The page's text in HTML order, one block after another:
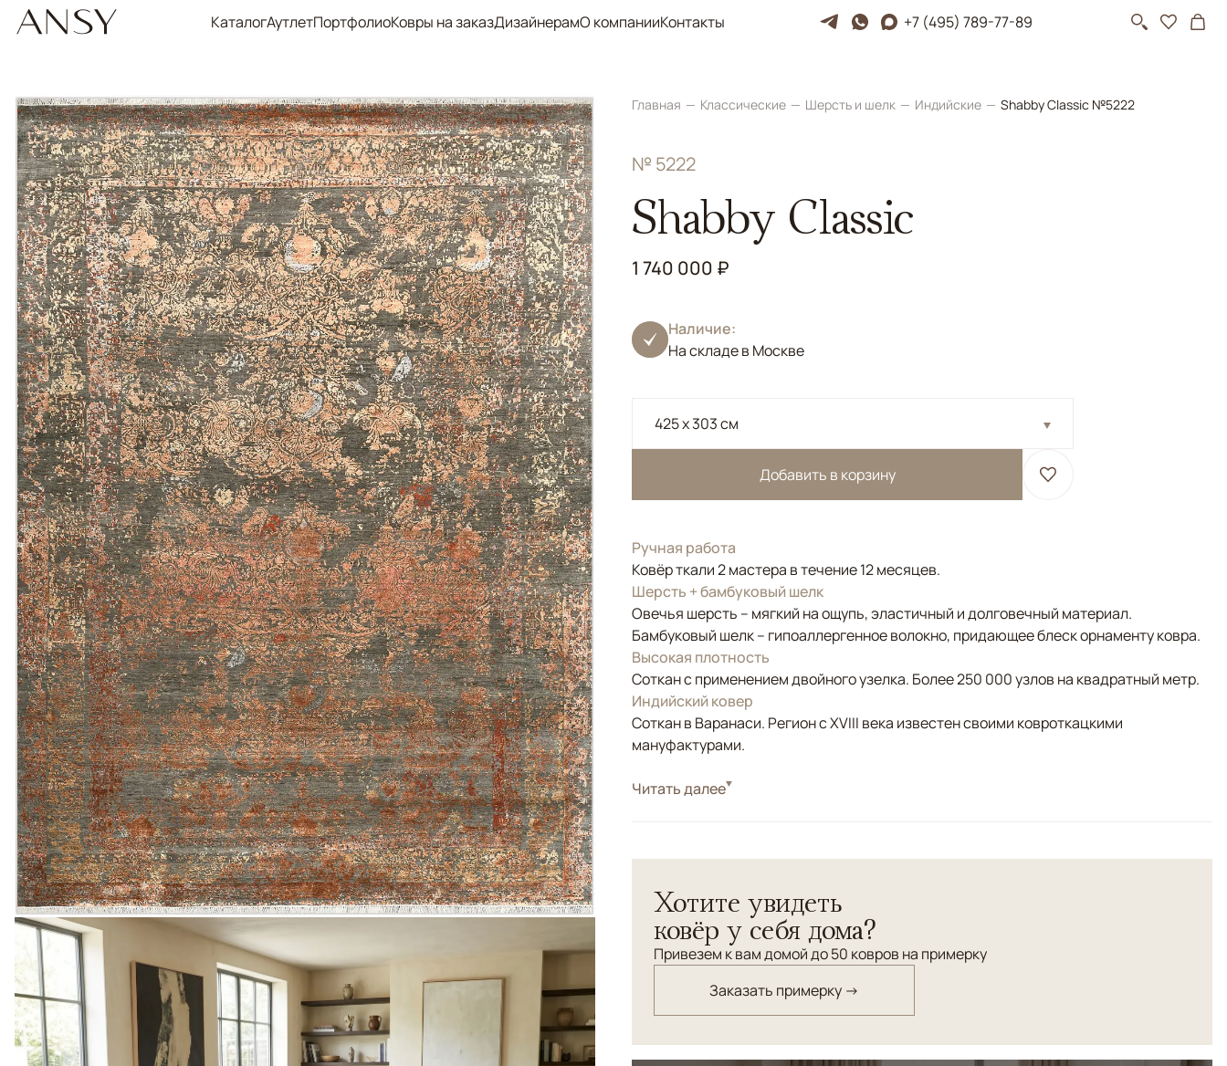
КаталогАутлетПортфолиоКовры на заказДизайнерамО компанииКонтакты +7 (495) 789-77-89
Главная Классические Шерсть и шелк Индийские Shabby Classic №5222
№ 5222
Shabby Classic
1 740 000 ₽
Наличие:
На складе в Москве
425 x 303 см
Добавить в корзину
Ручная работа
Ковёр ткали 2 мастера в течение 12 месяцев.
Шерсть + бамбуковый шелк
Овечья шерсть – мягкий на ощупь, эластичный и долговечный материал.
Бамбуковый шелк – гипоаллергенное волокно, придающее блеск орнаменту ковра.
Высокая плотность
Соткан с применением двойного узелка. Более 250 000 узлов на квадратный метр.
Индийский ковер
Соткан в Варанаси. Регион с XVIII века известен своими ковроткацкими
мануфактурами.
СтильКлассические
Читать далее
Хотите увидеть
ковёр у себя дома?
Привезем к вам домой до 50 ковров на примерку
Заказать примерку →